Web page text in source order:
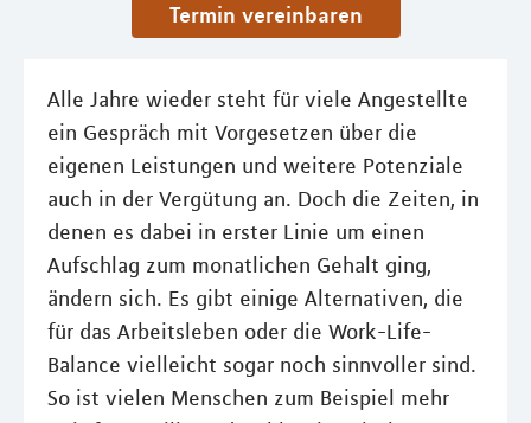
Termin vereinbaren
Alle Jahre wieder steht für viele Angestellte
ein Gespräch mit Vorgesetzen über die
eigenen Leistungen und weitere Potenziale
auch in der Vergütung an. Doch die Zeiten, in
denen es dabei in erster Linie um einen
Aufschlag zum monatlichen Gehalt ging,
ändern sich. Es gibt einige Alternativen, die
für das Arbeitsleben oder die Work-Life-
Balance vielleicht sogar noch sinnvoller sind.
So ist vielen Menschen zum Beispiel mehr